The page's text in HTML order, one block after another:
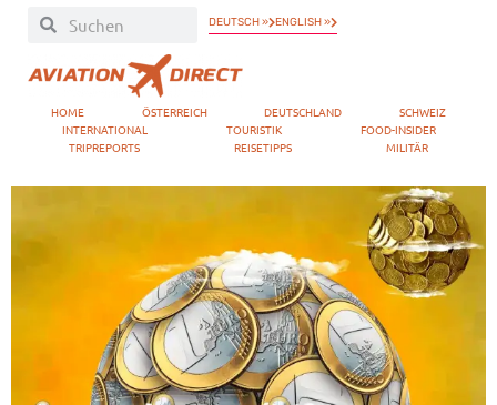
DEUTSCH » ENGLISH »
HOME ÖSTERREICH DEUTSCHLAND
SCHWEIZ
INTERNATIONAL
TOURISTIK
FOOD-INSIDER
TRIPREPORTS
REISETIPPS MILITÄR